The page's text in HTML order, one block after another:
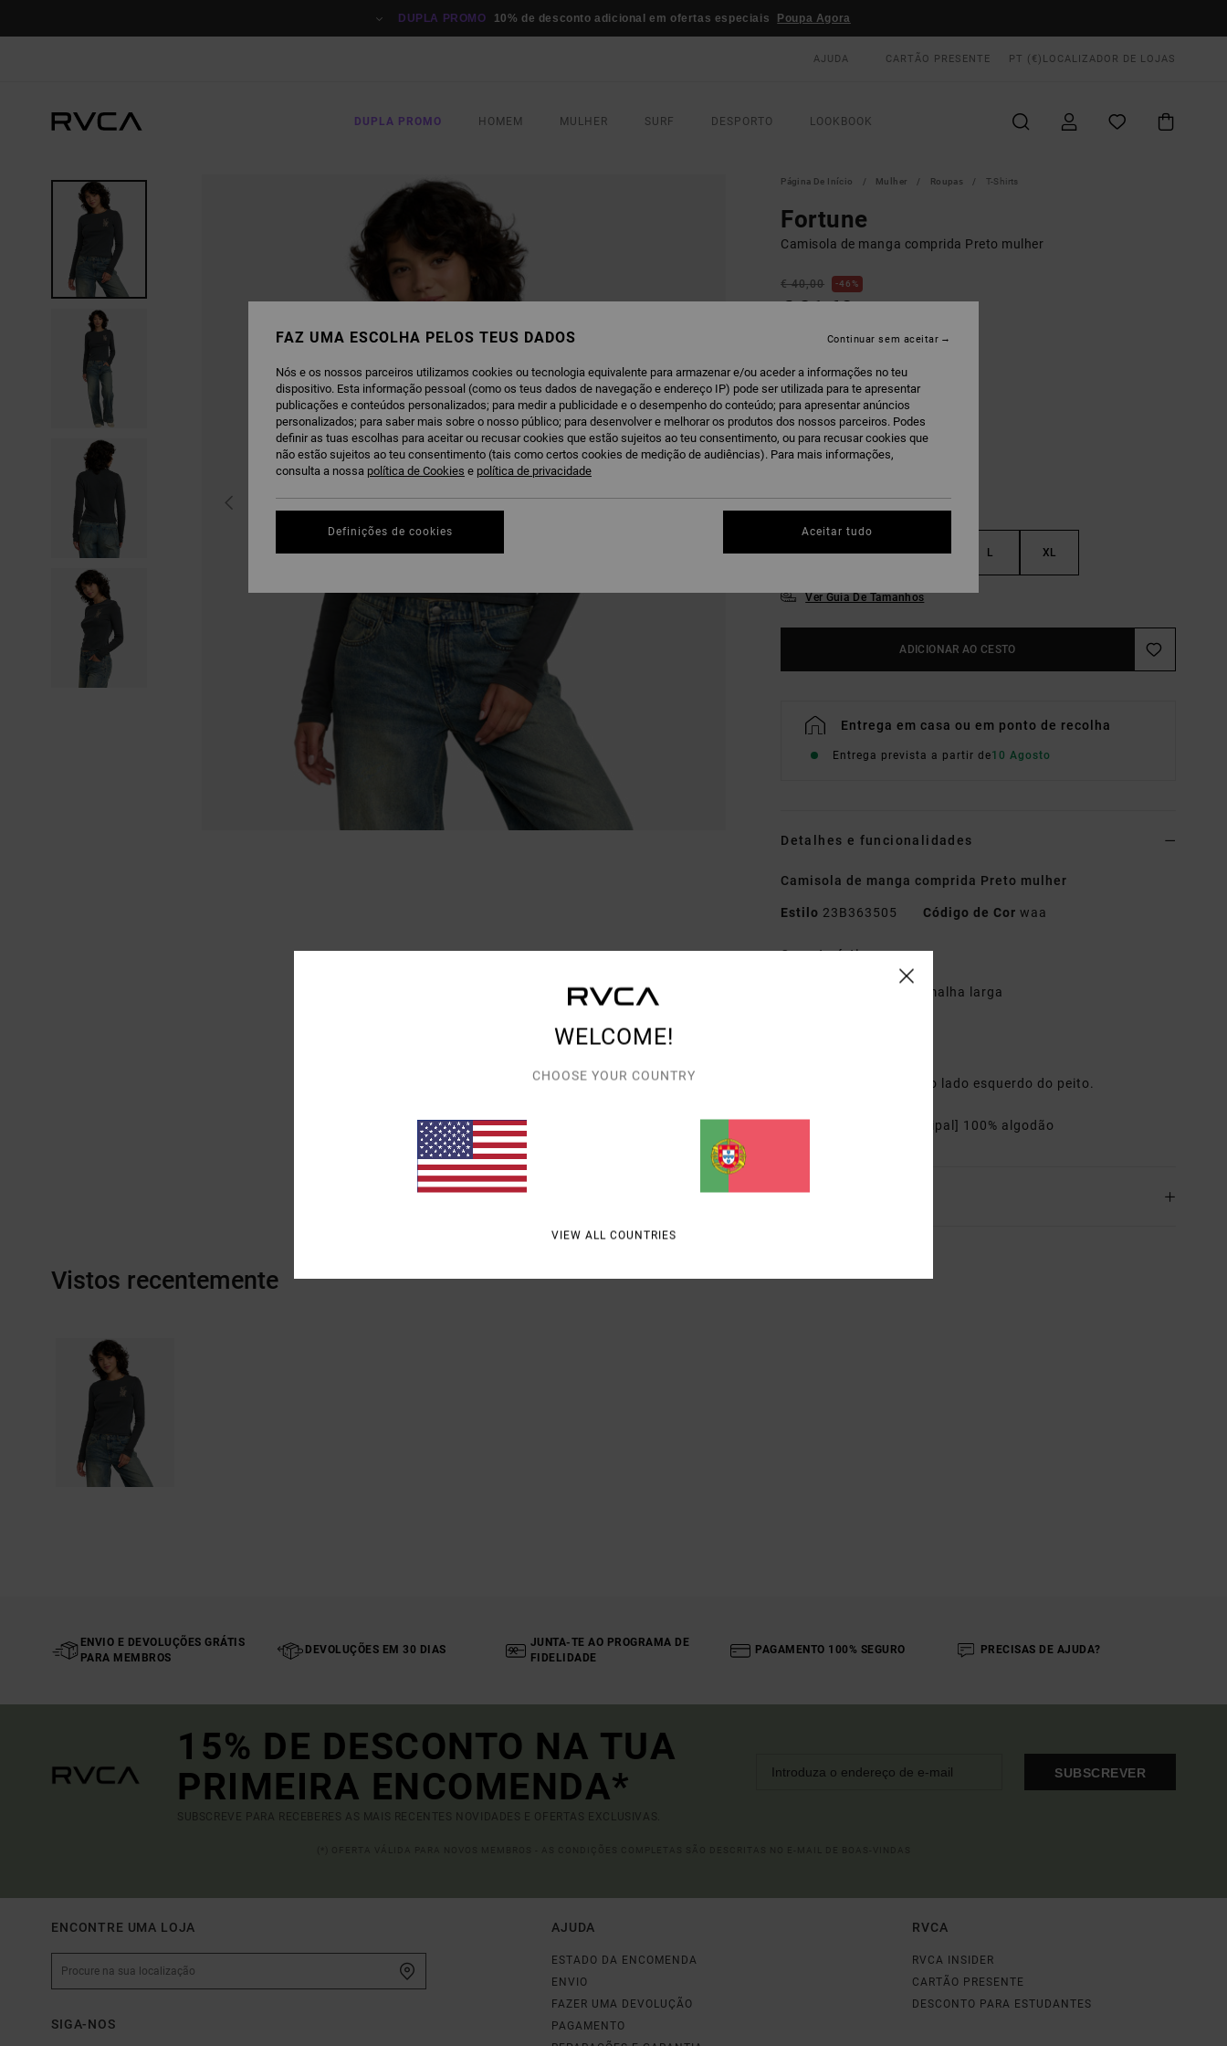
DUPLA PROMO 10% de desconto adicional em ofertas especiais Poupa Agora
AJUDA CARTÃO PRESENTE PT (€) LOCALIZADOR DE LOJAS
DUPLA PROMO HOMEM MULHER SURF DESPORTO LOOKBOOK
Página De Início Mulher Roupas T-Shirts
Fortune
Camisola de manga comprida Preto mulher
€ 40,00 46%
€ 21,60
OFERTAS
CORWashed Black
XS S M L XL
Ver Guia De Tamanhos
ADICIONAR AO CESTO
Entrega em casa ou em ponto de recolha
Entrega prevista a partir de10 Agosto
Detalhes e funcionalidades
Camisola de manga comprida Preto mulher
Estilo 23B363505 Código de Cor waa
Características
Jersey de malha larga
Bordado à frente no lado esquerdo do peito.
[Tecido principal] 100% algodão
Envio& Devoluciones
Vistos recentemente
ENVIO E DEVOLUÇÕES GRÁTIS
PARA MEMBROS
DEVOLUÇÕES EM 30 DIAS
JUNTA-TE AO PROGRAMA DE
FIDELIDADE
PAGAMENTO 100% SEGURO PRECISAS DE AJUDA?
15% DE DESCONTO NA TUA
PRIMEIRA ENCOMENDA*
SUBSCREVE PARA RECEBERES AS MAIS RECENTES NOVIDADES E OFERTAS EXCLUSIVAS.
SUBSCREVER
ENCONTRE UMA LOJA
SIGA-NOS
AJUDA
ESTADO DA ENCOMENDA
ENVIO
FAZER UMA DEVOLUÇÃO
PAGAMENTO
RVCA
RVCA INSIDER
CARTÃO PRESENTE
DESCONTO PARA ESTUDANTES
WELCOME!
CHOOSE YOUR COUNTRY
VIEW ALL COUNTRIES
FAZ UMA ESCOLHA PELOS TEUS DADOS
Nós e os nossos parceiros utilizamos cookies ou tecnologia equivalente para armazenar e/ou aceder a informações no teu
dispositivo. Esta informação pessoal (como os teus dados de navegação e endereço IP) pode ser utilizada para te apresentar
publicações e conteúdos personalizados; para medir a publicidade e o desempenho do conteúdo; para apresentar anúncios
personalizados; para saber mais sobre o nosso público; para desenvolver e melhorar os produtos dos nossos parceiros. Podes
definir as tuas escolhas para aceitar ou recusar cookies que estão sujeitos ao teu consentimento, ou para recusar cookies que
não estão sujeitos ao teu consentimento (tais como certos cookies de medição de audiências). Para mais informações,
consulta a nossa política de Cookies e política de privacidade
Definições de cookies
Continuar sem aceitar
Aceitar tudo